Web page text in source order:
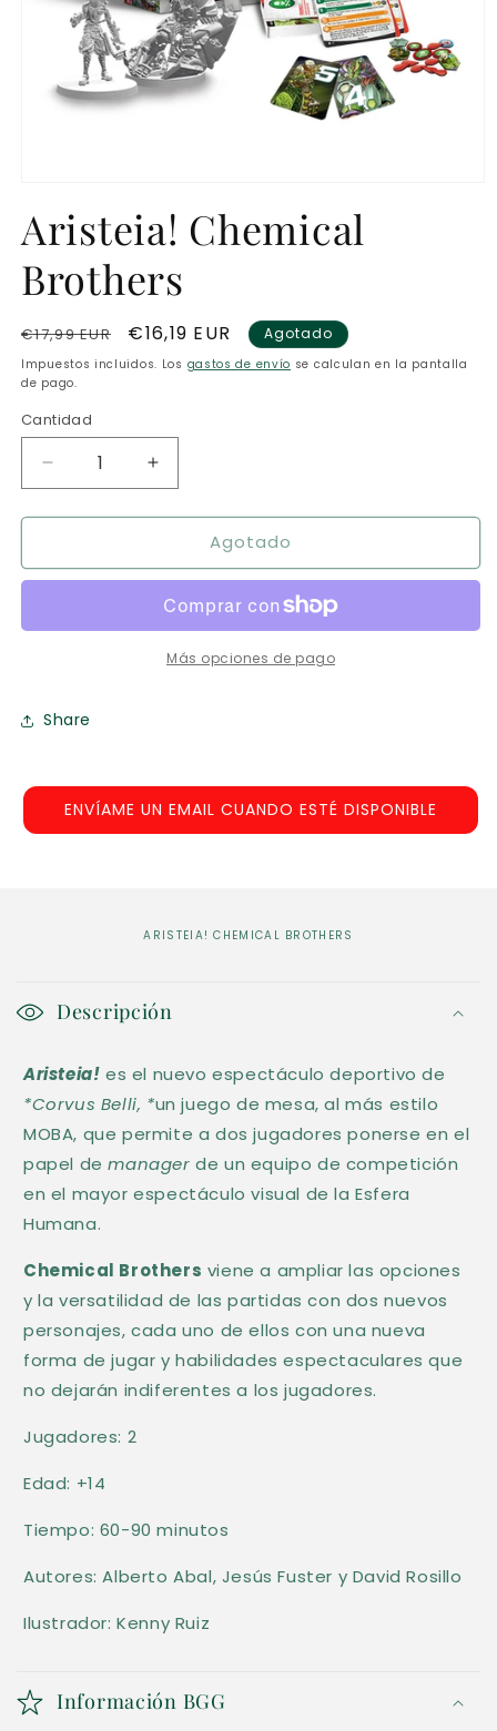
multimedia
1
una
ventana
Aristeia! Chemical
Brothers
Precio
habitual
€17,99 EUR
Precio
de
€16,19 EUR Agotado
Impuestos incluidos. Los gastos de envío se calculan en la pantalla
de pago.
Cantidad
Reducir
cantidad
para
Chemical
Aumentar
cantidad
para
Aristeia!
Chemical
Agotado
Más opciones de pago
Share
ENVÍAME UN EMAIL CUANDO ESTÉ DISPONIBLE
ARISTEIA! CHEMICAL BROTHERS
o
t
e
n
i
d
d
e
s
p
e
g
b
l
e
Descripción
Aristeia! es el nuevo espectáculo deportivo de
*Corvus Belli, *un juego de mesa, al más estilo
MOBA, que permite a dos jugadores ponerse en el
papel demanager de un equipo de competición
en el mayor espectáculo visual de la Esfera
Humana.
Chemical Brothers viene a ampliar las opciones
y la versatilidad de las partidas con dos nuevos
personajes, cada uno de ellos con una nueva
forma de jugar y habilidades espectaculares que
no dejarán indiferentes a los jugadores.
Jugadores: 2
Edad: +14
Tiempo: 60-90 minutos
Autores: Alberto Abal, Jesús Fuster y David Rosillo
Ilustrador: Kenny Ruiz
Información BGG